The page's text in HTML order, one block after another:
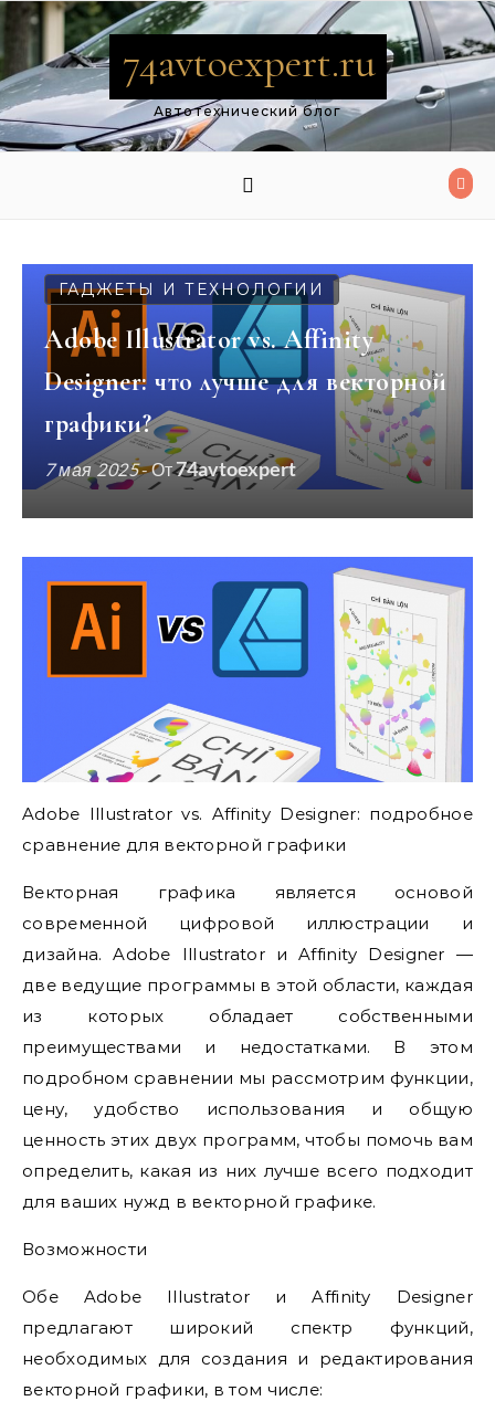
Перейти к содержимому
74avtoexpert.ru
Автотехнический блог
ГАДЖЕТЫ И ТЕХНОЛОГИИ
Adobe Illustrator vs. Affinity
Designer: что лучше для векторной
графики?
7 мая 2025- От74avtoexpert
Adobe Illustrator vs. Affinity Designer: подробное
сравнение для векторной графики
Векторная графика является основой
современной цифровой иллюстрации и
дизайна. Adobe Illustrator и Affinity Designer —
две ведущие программы в этой области, каждая
из которых обладает собственными
преимуществами и недостатками. В этом
подробном сравнении мы рассмотрим функции,
цену, удобство использования и общую
ценность этих двух программ, чтобы помочь вам
определить, какая из них лучше всего подходит
для ваших нужд в векторной графике.
Возможности
Обе Adobe Illustrator и Affinity Designer
предлагают широкий спектр функций,
необходимых для создания и редактирования
векторной графики, в том числе: